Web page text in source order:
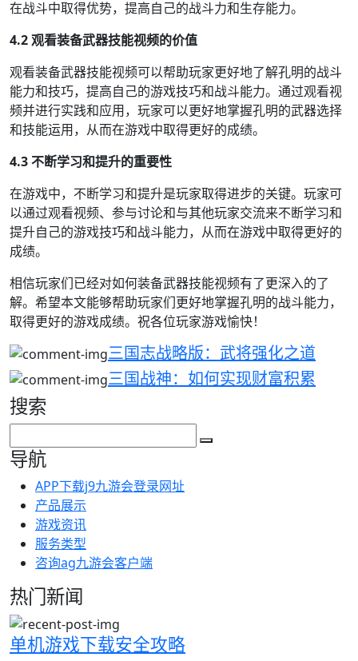
在战斗中取得优势，提高自己的战斗力和生存能力。
4.2 观看装备武器技能视频的价值
观看装备武器技能视频可以帮助玩家更好地了解孔明的战斗
能力和技巧，提高自己的游戏技巧和战斗能力。通过观看视
频并进行实践和应用，玩家可以更好地掌握孔明的武器选择
和技能运用，从而在游戏中取得更好的成绩。
4.3 不断学习和提升的重要性
在游戏中，不断学习和提升是玩家取得进步的关键。玩家可
以通过观看视频、参与讨论和与其他玩家交流来不断学习和
提升自己的游戏技巧和战斗能力，从而在游戏中取得更好的
成绩。
相信玩家们已经对如何装备武器技能视频有了更深入的了
解。希望本文能够帮助玩家们更好地掌握孔明的战斗能力，
取得更好的游戏成绩。祝各位玩家游戏愉快！
三国志战略版：武将强化之道
三国战神：如何实现财富积累
搜索
导航
APP下载j9九游会登录网址
产品展示
游戏资讯
服务类型
咨询ag九游会客户端
热门新闻
单机游戏下载安全攻略